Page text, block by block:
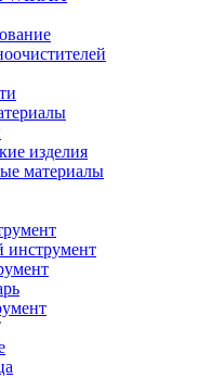
изделия
материалы